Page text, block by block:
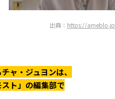
出典： https://ameblo.jp
ャ・ジュヨンは、
ト」の編集部で